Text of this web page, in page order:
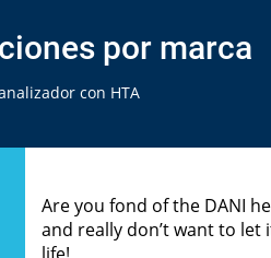
según
Pedidos & Logística
por marca
con HTA
Are you fond of the DANI
and really don’t want to let